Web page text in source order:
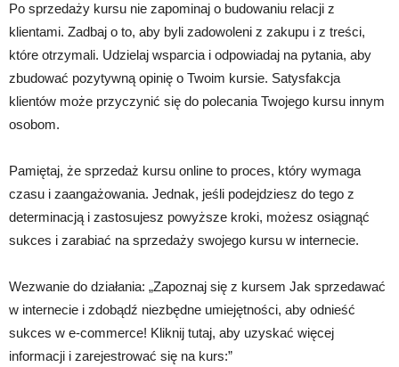
Po sprzedaży kursu nie zapominaj o budowaniu relacji z
klientami. Zadbaj o to, aby byli zadowoleni z zakupu i z treści,
które otrzymali. Udzielaj wsparcia i odpowiadaj na pytania, aby
zbudować pozytywną opinię o Twoim kursie. Satysfakcja
klientów może przyczynić się do polecania Twojego kursu innym
osobom.
Pamiętaj, że sprzedaż kursu online to proces, który wymaga
czasu i zaangażowania. Jednak, jeśli podejdziesz do tego z
determinacją i zastosujesz powyższe kroki, możesz osiągnąć
sukces i zarabiać na sprzedaży swojego kursu w internecie.
Wezwanie do działania: „Zapoznaj się z kursem Jak sprzedawać
w internecie i zdobądź niezbędne umiejętności, aby odnieść
sukces w e-commerce! Kliknij tutaj, aby uzyskać więcej
informacji i zarejestrować się na kurs:”